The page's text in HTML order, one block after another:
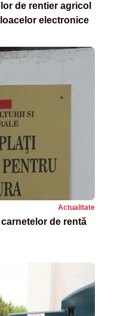
de rentier agricol
electronice
Actualitate
de rentă